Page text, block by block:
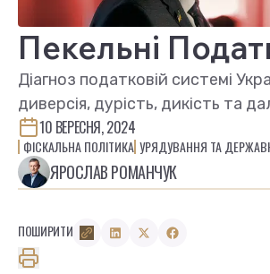
Пекельні
Діагноз податковій системі
диверсія, дурість, дикість та
10 ВЕРЕСНЯ, 2024
ФІСКАЛЬНА ПОЛІТИКА УРЯДУВАННЯ ТА
ЯРОСЛАВ РОМАНЧУК
ПОШИРИТИ